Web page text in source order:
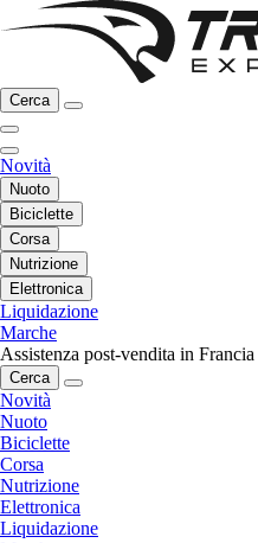
Cerca
Novità
Nuoto
Biciclette
Corsa
Nutrizione
Elettronica
Liquidazione
Marche
Assistenza post-vendita in Francia
Cerca
Novità
Nuoto
Biciclette
Corsa
Nutrizione
Elettronica
Liquidazione